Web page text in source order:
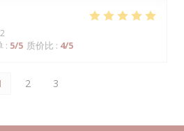
: 5/5 质价比 : 4/5
2 3